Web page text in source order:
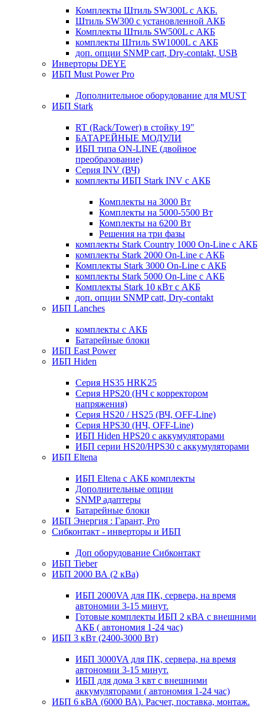
Комплекты Штиль SW300L с АКБ.
Штиль SW300 с установленной АКБ
Комплекты Штиль SW500L с АКБ
комплекты Штиль SW1000L с АКБ
доп. опции SNMP cart, Dry-contakt, USB
Инверторы DEYE
ИБП Must Power Pro
Дополнительное оборудование для MUST
ИБП Stark
RT (Rack/Tower) в стойку 19"
БАТАРЕЙНЫЕ МОДУЛИ
ИБП типа ON-LINE (двойное
преобразование)
Серия INV (ВЧ)
комплекты ИБП Stark INV с АКБ
Комплекты на 3000 Вт
Комплекты на 5000-5500 Вт
Комплекты на 6200 Вт
Решения на три фазы
комплекты Stark Country 1000 On-Line с АКБ
комплекты Stark 2000 On-Line с АКБ
Комплекты Stark 3000 On-Line с АКБ
комплекты Stark 5000 On-Line с АКБ
Комплекты Stark 10 кВт с АКБ
доп. опции SNMP catt, Dry-contakt
ИБП Lanches
комплекты с АКБ
Батарейные блоки
ИБП East Power
ИБП Hiden
Серия HS35 HRK25
Серия HPS20 (НЧ с корректором
напряжения)
Серия HS20 / HS25 (ВЧ, OFF-Line)
Серия HPS30 (НЧ, OFF-Line)
ИБП Hiden HPS20 с аккумуляторами
ИБП серии HS20/HPS30 с аккумуляторами
ИБП Eltena
ИБП Eltena с АКБ комплекты
Дополнительные опции
SNMP адаптеры
Батарейные блоки
ИБП Энергия : Гарант, Pro
Сибконтакт - инверторы и ИБП
Доп оборудование Сибконтакт
ИБП Tieber
ИБП 2000 ВА (2 кВа)
ИБП 2000VA для ПК, сервера, на время
автономии 3-15 минут.
Готовые комплекты ИБП 2 кВА с внешними
АКБ ( автономия 1-24 час)
ИБП 3 кВт (2400-3000 Вт)
ИБП 3000VA для ПК, сервера, на время
автономии 3-15 минут.
ИБП для дома 3 квт с внешними
аккумуляторами ( автономия 1-24 час)
ИБП 6 кВА (6000 ВА). Расчет, поставка, монтаж.